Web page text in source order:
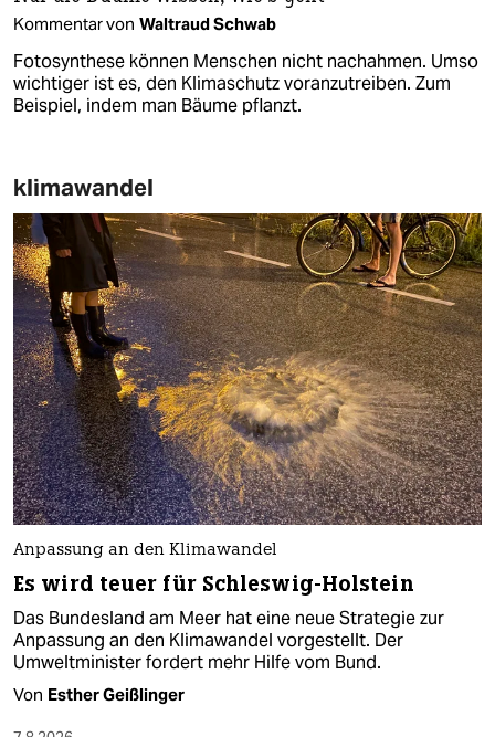
Kommentar von Waltraud Schwab
Fotosynthese können Menschen nicht nachahmen. Umso
wichtiger ist es, den Klimaschutz voranzutreiben. Zum
Beispiel, indem man Bäume pflanzt.
klimawandel
Anpassung an den Klimawandel
Es wird teuer für Schleswig-Holstein
Das Bundesland am Meer hat eine neue Strategie zur
Anpassung an den Klimawandel vorgestellt. Der
Umweltminister fordert mehr Hilfe vom Bund.
Von Esther Geißlinger